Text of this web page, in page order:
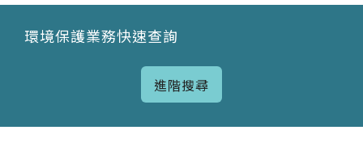
環境保護業務快速查詢
進階搜尋